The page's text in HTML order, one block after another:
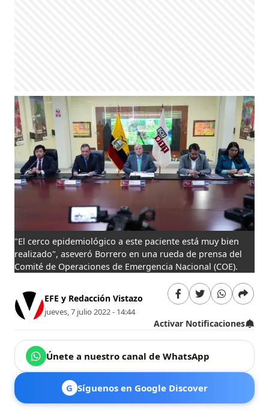
"El cerco epidemiológico a este paciente está muy bien
realizado", aseveró Borrero en una rueda de prensa del
Comité de Operaciones de Emergencia Nacional (COE).
EFE y Redacción Vistazo
jueves, 7 julio 2022 - 14:44
Activar Notificaciones
Únete a nuestro canal de WhatsApp
G Síguenos en Google Discover